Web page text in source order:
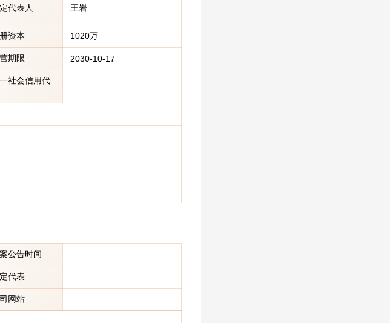
代表人 王岩
资本 1020万
期限 2030-10-17
社会信用代
公告时间
代表
网站